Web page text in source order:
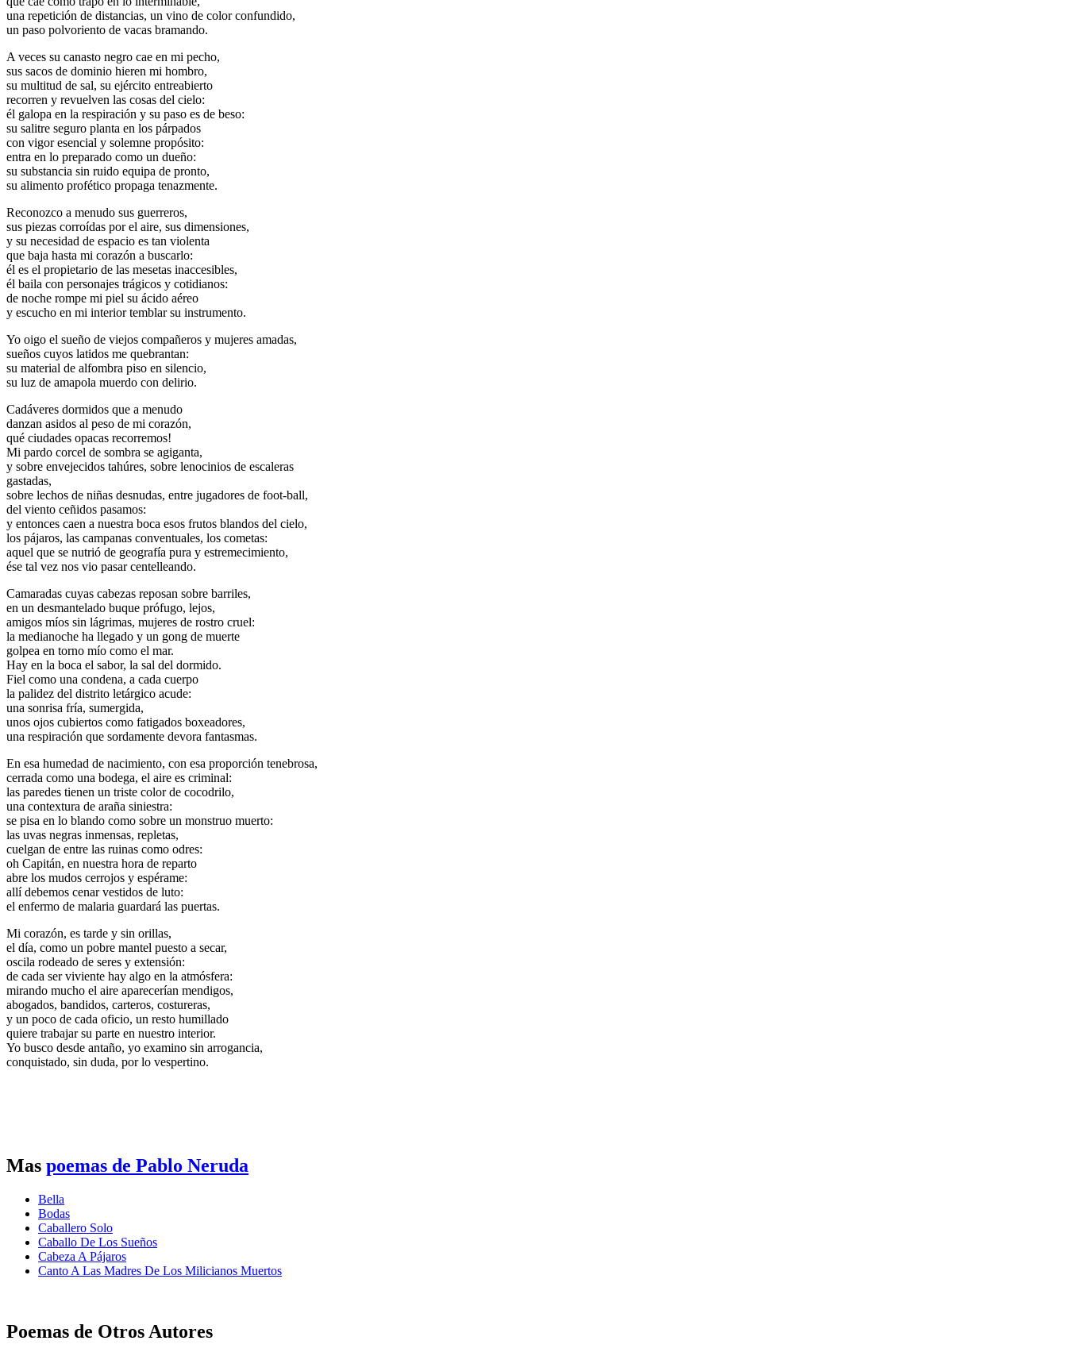
una repetición de distancias, un vino de color confundido,
un paso polvoriento de vacas bramando.
A veces su canasto negro cae en mi pecho,
sus sacos de dominio hieren mi hombro,
su multitud de sal, su ejército entreabierto
recorren y revuelven las cosas del cielo:
él galopa en la respiración y su paso es de beso:
su salitre seguro planta en los párpados
con vigor esencial y solemne propósito:
entra en lo preparado como un dueño:
su substancia sin ruido equipa de pronto,
su alimento profético propaga tenazmente.
Reconozco a menudo sus guerreros,
sus piezas corroídas por el aire, sus dimensiones,
y su necesidad de espacio es tan violenta
que baja hasta mi corazón a buscarlo:
él es el propietario de las mesetas inaccesibles,
él baila con personajes trágicos y cotidianos:
de noche rompe mi piel su ácido aéreo
y escucho en mi interior temblar su instrumento.
Yo oigo el sueño de viejos compañeros y mujeres amadas,
sueños cuyos latidos me quebrantan:
su material de alfombra piso en silencio,
su luz de amapola muerdo con delirio.
Cadáveres dormidos que a menudo
danzan asidos al peso de mi corazón,
qué ciudades opacas recorremos!
Mi pardo corcel de sombra se agiganta,
y sobre envejecidos tahúres, sobre lenocinios de escaleras
gastadas,
sobre lechos de niñas desnudas, entre jugadores de foot-ball,
del viento ceñidos pasamos:
y entonces caen a nuestra boca esos frutos blandos del cielo,
los pájaros, las campanas conventuales, los cometas:
aquel que se nutrió de geografía pura y estremecimiento,
ése tal vez nos vio pasar centelleando.
Camaradas cuyas cabezas reposan sobre barriles,
en un desmantelado buque prófugo, lejos,
amigos míos sin lágrimas, mujeres de rostro cruel:
la medianoche ha llegado y un gong de muerte
golpea en torno mío como el mar.
Hay en la boca el sabor, la sal del dormido.
Fiel como una condena, a cada cuerpo
la palidez del distrito letárgico acude:
una sonrisa fría, sumergida,
unos ojos cubiertos como fatigados boxeadores,
una respiración que sordamente devora fantasmas.
En esa humedad de nacimiento, con esa proporción tenebrosa,
cerrada como una bodega, el aire es criminal:
las paredes tienen un triste color de cocodrilo,
una contextura de araña siniestra:
se pisa en lo blando como sobre un monstruo muerto:
las uvas negras inmensas, repletas,
cuelgan de entre las ruinas como odres:
oh Capitán, en nuestra hora de reparto
abre los mudos cerrojos y espérame:
allí debemos cenar vestidos de luto:
el enfermo de malaria guardará las puertas.
Mi corazón, es tarde y sin orillas,
el día, como un pobre mantel puesto a secar,
oscila rodeado de seres y extensión:
de cada ser viviente hay algo en la atmósfera:
mirando mucho el aire aparecerían mendigos,
abogados, bandidos, carteros, costureras,
y un poco de cada oficio, un resto humillado
quiere trabajar su parte en nuestro interior.
Yo busco desde antaño, yo examino sin arrogancia,
conquistado, sin duda, por lo vespertino.
Mas poemas de Pablo Neruda
Bella
Bodas
Caballero Solo
Caballo De Los Sueños
Cabeza A Pájaros
Canto A Las Madres De Los Milicianos Muertos
Poemas de Otros Autores